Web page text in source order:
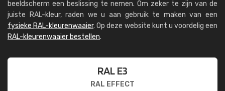
beeldscherm een beslissing te nemen. Om zeker te zijn van de
juiste RAL-kleur, raden we u aan gebruik te maken van een
fysieke RAL-kleurenwaaier. Op deze website kunt u voordelig een
RAL-kleurenwaaier bestellen.
RAL E3
RAL EFFECT